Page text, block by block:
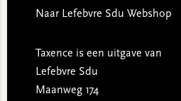
Naar Lefebvre Sdu Webshop
Taxence is een uitgave van
Lefebvre Sdu
Maanweg 174